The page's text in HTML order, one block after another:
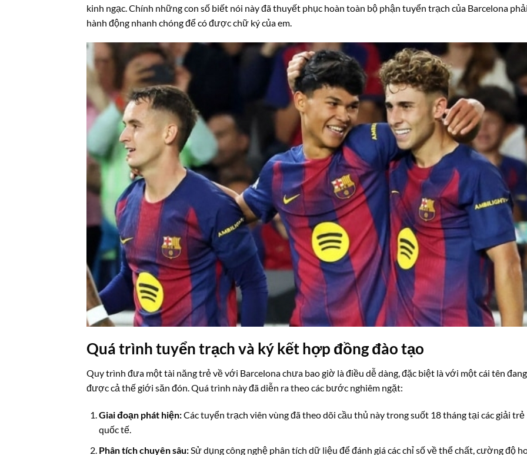
kinh ngạc. Chính những con số biết nói này đã thuyết phục hoàn toàn bộ phận tuyển trạch của Barcelona
hành động nhanh chóng để có được chữ ký của em.
Quá trình tuyển trạch và ký kết hợp đồng đào tạo
Quy trình đưa một tài năng trẻ về với Barcelona chưa bao giờ là điều dễ dàng, đặc biệt là với một cái tên đang
được cả thế giới săn đón. Quá trình này đã diễn ra theo các bước nghiêm ngặt:
Giai đoạn phát hiện:Các tuyển trạch viên vùng đã theo dõi cầu thủ này trong suốt 18 tháng tại các giải trẻ
quốc tế.
Phân tích chuyên sâu:Sử dụng công nghệ phân tích dữ liệu để đánh giá các chỉ số về thể chất, cường độ